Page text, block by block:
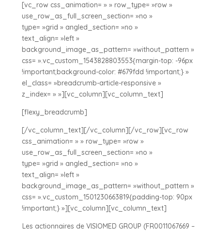
[vc_row css_animation= » » row_type= »row »
use_row_as_full_screen_section= »no »
type= »grid » angled_section= »no »
text_align= »left »
background_image_as_pattern= »without_pattern »
css= ».vc_custom_1543828803553{margin-top: -96px
!important;background-color: #679fdd !important;} »
el_class= »breadcrumb-article-responsive »
z_index= » »][vc_column][vc_column_text]
[flexy_breadcrumb]
[/vc_column_text][/vc_column][/vc_row][vc_row
css_animation= » » row_type= »row »
use_row_as_full_screen_section= »no »
type= »grid » angled_section= »no »
text_align= »left »
background_image_as_pattern= »without_pattern »
css= ».vc_custom_1501230663819{padding-top: 90px
!important;} »][vc_column][vc_column_text]
Les actionnaires de VISIOMED GROUP (FR0011067669 –